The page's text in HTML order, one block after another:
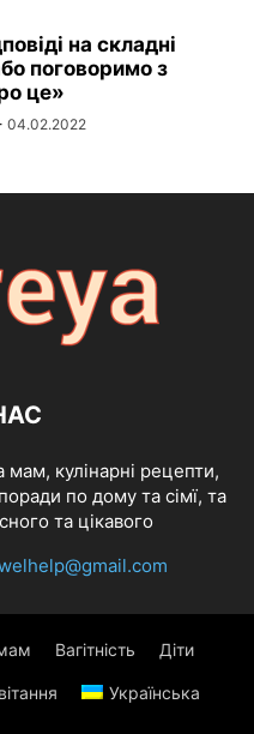
на складні
поговоримо з
це»
04.02.2022
мам, кулінарні рецепти,
по дому та сімї, та
та цікавого
Вагітність Діти
Українська